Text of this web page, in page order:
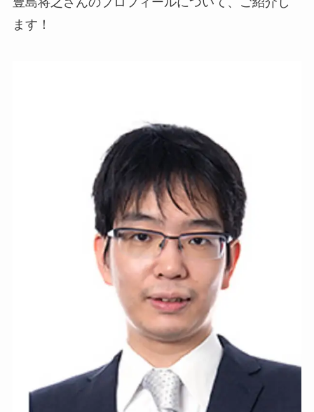
ます！